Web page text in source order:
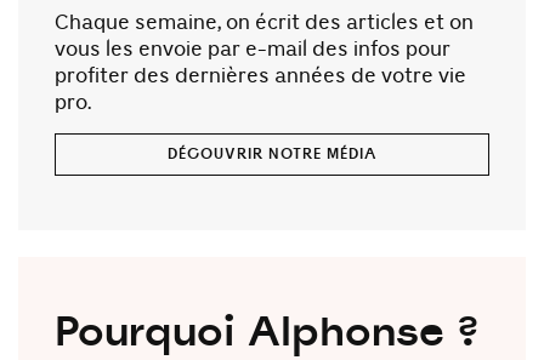
Chaque semaine, on écrit des articles et on
vous les envoie par e-mail des infos pour
profiter des dernières années de votre vie
pro.
DÉCOUVRIR NOTRE MÉDIA
Pourquoi Alphonse ?